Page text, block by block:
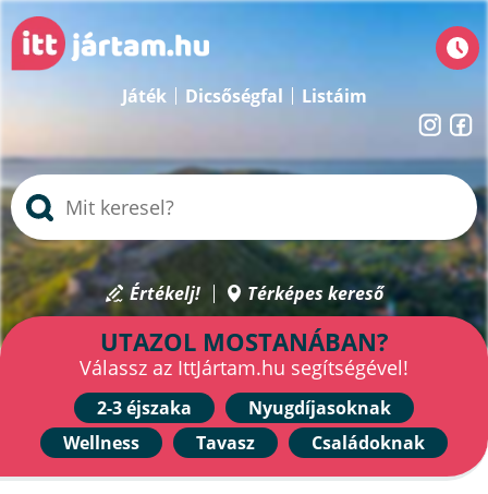
Játék Dicsőségfal Listáim
Értékelj! Térképes kereső
UTAZOL MOSTANÁBAN?
Válassz az IttJártam.hu segítségével!
2-3 éjszaka
Nyugdíjasoknak
Wellness
Tavasz Családoknak